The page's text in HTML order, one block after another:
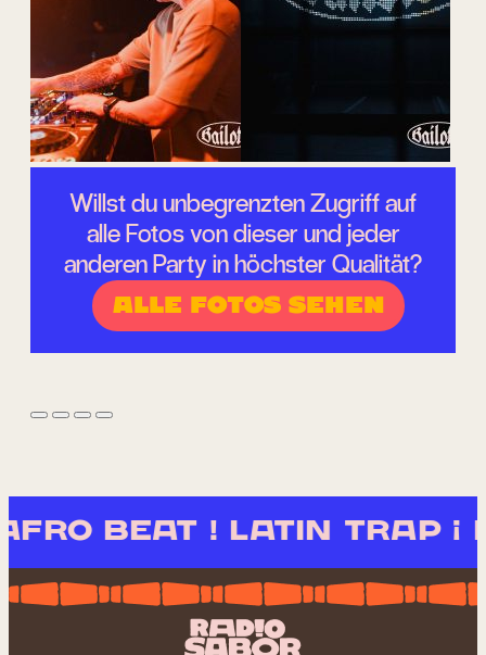
Willst du unbegrenzten Zugriff auf
alle Fotos von dieser und jeder
anderen Party in höchster Qualität?
Alle Fotos sehen
BEAT ! LATIN TRAP ¡